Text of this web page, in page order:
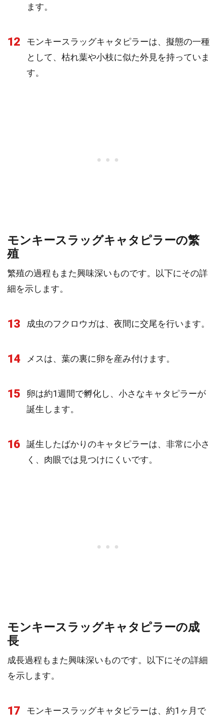
ます。
12
モンキースラッグキャタピラーは、擬態の一種
として、枯れ葉や小枝に似た外見を持っていま
す。
モンキースラッグキャタピラーの繁
殖
繁殖の過程もまた興味深いものです。以下にその詳
細を示します。
13 成虫のフクロウガは、夜間に交尾を行います。
14 メスは、葉の裏に卵を産み付けます。
15
卵は約1週間で孵化し、小さなキャタピラーが
誕生します。
16
誕生したばかりのキャタピラーは、非常に小さ
く、肉眼では見つけにくいです。
モンキースラッグキャタピラーの成
長
成長過程もまた興味深いものです。以下にその詳細
を示します。
17
モンキースラッグキャタピラーは、約1ヶ月で